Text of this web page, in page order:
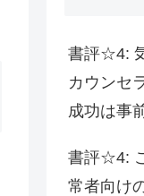
書評☆4:
カウンセ
成功は事
書評☆4:
常者向け